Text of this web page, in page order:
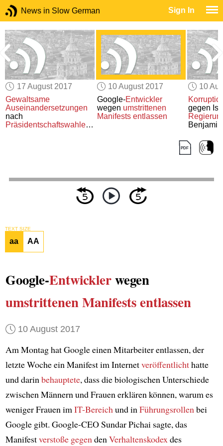
News in Slow German Sign In
17 August 2017
Gewaltsame
Auseinandersetzungen
nach
Präsidentschaftswahlen
10 August 2017
Google-Entwickler
wegen umstrittenen
Manifests entlassen
10
gegen
TEXT SIZE
aa AA
Google-Entwicklerwegen
umstrittenen Manifestsentlassen
10 August 2017
Am Montag hat Google einen Mitarbeiter entlassen, der
letzte Woche ein Manifest im Internetveröffentlichthatte
und darinbehauptete, dass die biologischen Unterschiede
zwischen Männern und Frauen erklären können, warum es
weniger Frauen imIT-Bereichund inFührungsrollenbei
Google gibt. Google-CEO Sundar Pichai sagte, das
Manifestverstoße gegendenVerhaltenskodexdes